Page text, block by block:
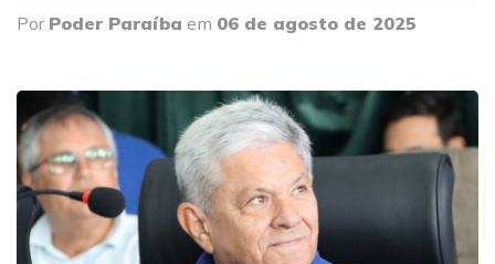
Por Poder Paraíba em 06 de agosto de 2025